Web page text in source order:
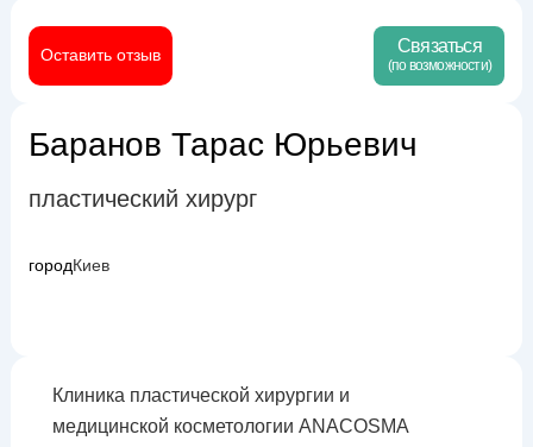
Оставить отзыв Связаться
(по возможности)
Баранов Тарас Юрьевич
пластический хирург
городКиев
Клиника пластической хирургии и
медицинской косметологии ANACOSMA